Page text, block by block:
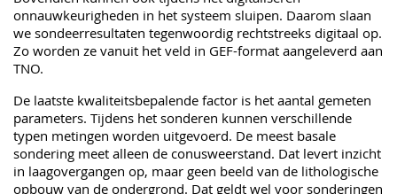
onnauwkeurigheden in het systeem sluipen. Daarom slaan
we sondeerresultaten tegenwoordig rechtstreeks digitaal op.
Zo worden ze vanuit het veld in GEF-format aangeleverd aan
TNO.
De laatste kwaliteitsbepalende factor is het aantal gemeten
parameters. Tijdens het sonderen kunnen verschillende
typen metingen worden uitgevoerd. De meest basale
sondering meet alleen de conusweerstand. Dat levert inzicht
in laagovergangen op, maar geen beeld van de lithologische
opbouw van de ondergrond. Dat geldt wel voor sonderingen